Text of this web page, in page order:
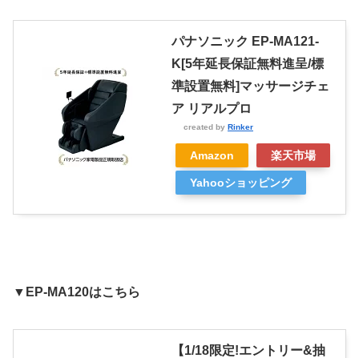
パナソニック EP-MA121-
K[5年延長保証無料進呈/標
準設置無料]マッサージチェ
ア リアルプロ
created by Rinker
Amazon 楽天市場
Yahooショッピング
▼EP-MA120はこちら
【1/18限定!エントリー&抽